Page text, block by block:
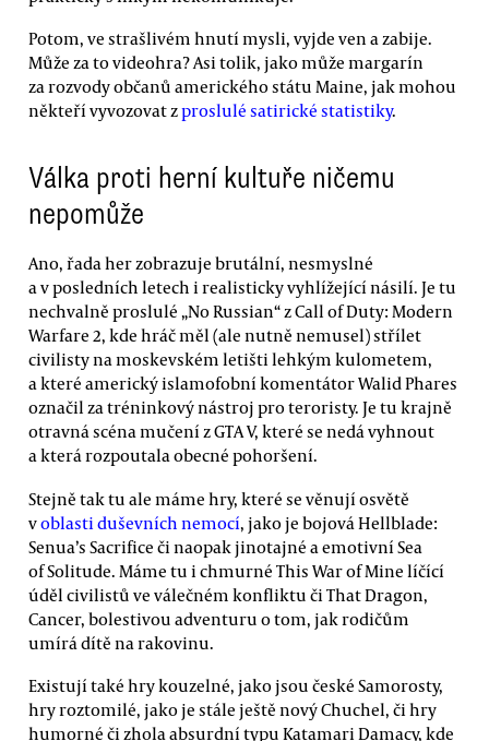
Potom, ve strašlivém hnutí mysli, vyjde ven a zabije.
Může za to videohra? Asi tolik, jako může margarín
za rozvody občanů amerického státu Maine, jak mohou
někteří vyvozovat zproslulé satirické statistiky.
Válka proti herní kultuře ničemu
nepomůže
Ano, řada her zobrazuje brutální, nesmyslné
a v posledních letech i realisticky vyhlížející násilí. Je tu
nechvalně proslulé „No Russian“ z Call of Duty: Modern
Warfare 2, kde hráč měl (ale nutně nemusel) střílet
civilisty na moskevském letišti lehkým kulometem,
a které americký islamofobní komentátor Walid Phares
označil za tréninkový nástroj pro teroristy. Je tu krajně
otravná scéna mučení z GTA V, které se nedá vyhnout
a která rozpoutala obecné pohoršení.
Stejně tak tu ale máme hry, které se věnují osvětě
voblasti duševních nemocí, jako je bojová Hellblade:
Senua’s Sacrifice či naopak jinotajné a emotivní Sea
of Solitude. Máme tu i chmurné This War of Mine líčící
úděl civilistů ve válečném konfliktu či That Dragon,
Cancer, bolestivou adventuru o tom, jak rodičům
umírá dítě na rakovinu.
Existují také hry kouzelné, jako jsou české Samorosty,
hry roztomilé, jako je stále ještě nový Chuchel, či hry
humorné či zhola absurdní typu Katamari Damacy, kde